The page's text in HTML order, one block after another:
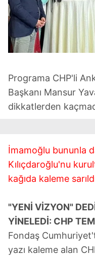
Programa CHP'li
Başkanı Mansur
dikkatlerden
İmamoğlu bununla
Kılıçdaroğlu'nu
kağıda kaleme
"YENİ VİZYON"
YİNELEDİ: CHP
Fondaş
yazı kaleme alan